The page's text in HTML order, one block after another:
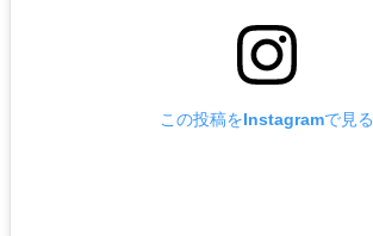
この投稿をInstagramで見る